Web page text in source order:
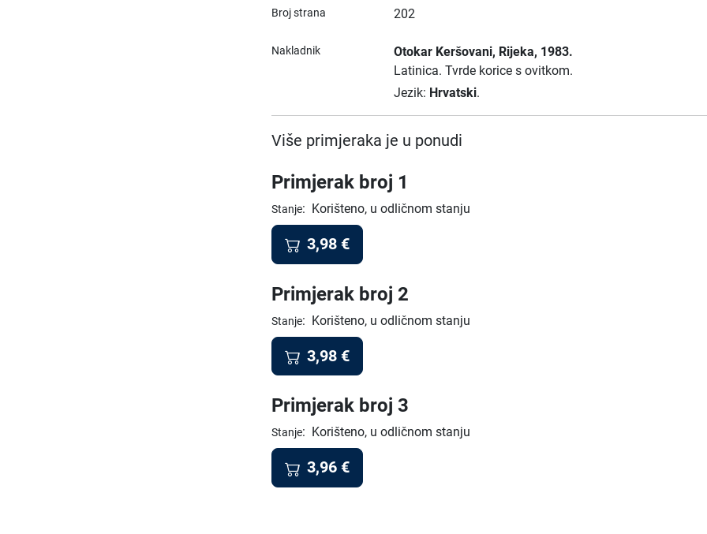
Broj strana 202
Nakladnik Otokar Keršovani, Rijeka, 1983.
Latinica. Tvrde korice s ovitkom.
Jezik: Hrvatski.
Više primjeraka je u ponudi
Primjerak broj 1
Stanje: Korišteno, u odličnom stanju
3,98 €
Primjerak broj 2
Stanje: Korišteno, u odličnom stanju
3,98 €
Primjerak broj 3
Stanje: Korišteno, u odličnom stanju
3,96 €